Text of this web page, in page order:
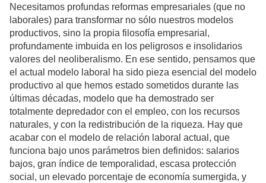
Necesitamos profundas reformas empresariales (que no
laborales) para transformar no sólo nuestros modelos
productivos, sino la propia filosofía empresarial,
profundamente imbuida en los peligrosos e insolidarios
valores del neoliberalismo. En ese sentido, pensamos que
el actual modelo laboral ha sido pieza esencial del modelo
productivo al que hemos estado sometidos durante las
últimas décadas, modelo que ha demostrado ser
totalmente depredador con el empleo, con los recursos
naturales, y con la redistribución de la riqueza. Hay que
acabar con el modelo de relación laboral actual, que
funciona bajo unos parámetros bien definidos: salarios
bajos, gran índice de temporalidad, escasa protección
social, un elevado porcentaje de economía sumergida, y